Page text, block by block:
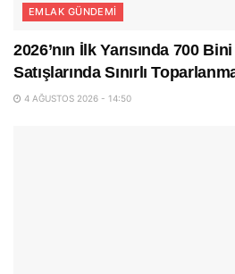
EMLAK GÜNDEMI
2026’nın İlk Yarısında 700
Satışlarında Sınırlı
4 AĞUSTOS 2026 - 14:50